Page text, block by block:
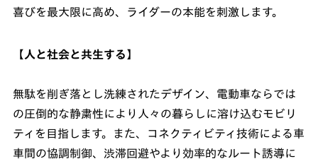
喜びを最大限に高め、ライダーの本能を刺激します。
【人と社会と共生する】
無駄を削ぎ落とし洗練されたデザイン、電動車ならでは
の圧倒的な静粛性により人々の暮らしに溶け込むモビリ
ティを目指します。また、コネクティビティ技術による車
車間の協調制御、渋滞回避やより効率的なルート誘導に